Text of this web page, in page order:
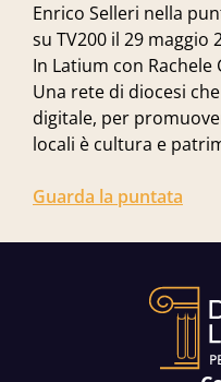
Enrico Selleri nella
su TV200 il 29
In Latium con Rachele
Una rete di diocesi
digitale, per
locali è cultura e
Guarda la puntata